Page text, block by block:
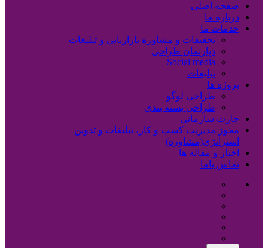
صفحه اصلی
درباره ما
خدمات ما
تحقیقات و مشاوره بازاریابی و تبلیغات
دپارتمان طراحی
Social media
تبلیغات
پروژه ها
طراحی لوگو
طراحی بسته بندی
چارت سازمانی
مجوز مدیریت کسب و کار، تبلیغات و تدوین
استراتژی(مشاوره)
اخبار و مقاله ها
تماس باما